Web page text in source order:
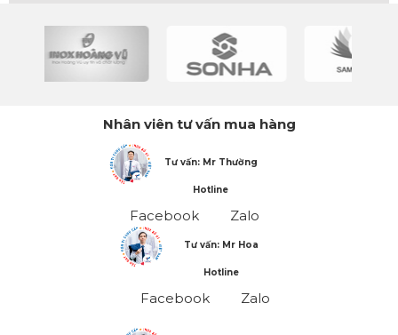
Nhân viên tư vấn mua hàng
Tư vấn: Mr Thường
Hotline
Facebook Zalo
Tư vấn: Mr Hoa
Hotline
Facebook Zalo